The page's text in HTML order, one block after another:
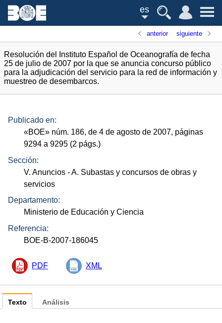
es
anterior siguiente
Resolución del Instituto Español de Oceanografía de fecha
25 de julio de 2007 por la que se anuncia concurso público
para la adjudicación del servicio para la red de información y
muestreo de desembarcos.
Publicado en:
«BOE» núm. 186, de 4 de agosto de 2007, páginas
9294 a 9295 (2 págs.)
Sección:
V. Anuncios - A. Subastas y concursos de obras y
servicios
Departamento:
Ministerio de Educación y Ciencia
Referencia:
BOE-B-2007-186045
PDF XML
Texto Análisis